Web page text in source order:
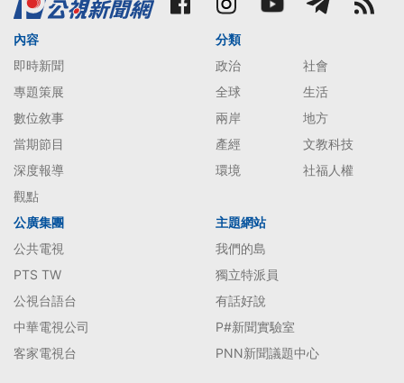
內容
即時新聞
專題策展
數位敘事
當期節目
深度報導
觀點
分類
政治
社會
全球
生活
兩岸
地方
產經
文教科技
環境
社福人權
公廣集團
公共電視
PTS TW
公視台語台
中華電視公司
客家電視台
主題網站
我們的島
獨立特派員
有話好說
P#新聞實驗室
PNN新聞議題中心